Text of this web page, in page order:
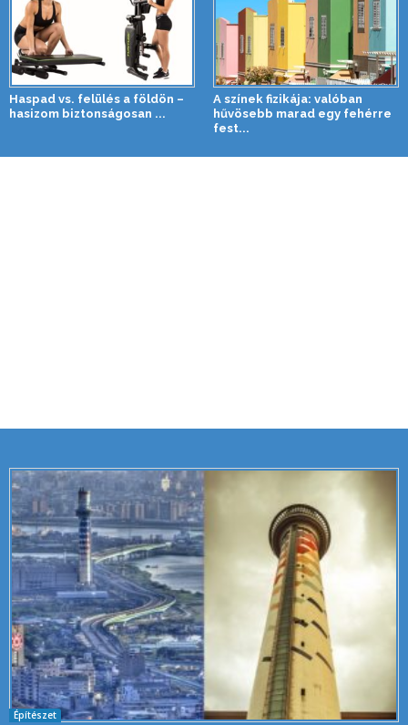
Haspad vs. felülés a földön –
hasizom biztonságosan ...
A színek fizikája: valóban
hűvösebb marad egy fehérre
fest...
Építészet